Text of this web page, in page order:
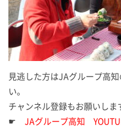
見逃した方はJAグループ高
い。
チャンネル登録もお願いしま
☛ JAグループ高知